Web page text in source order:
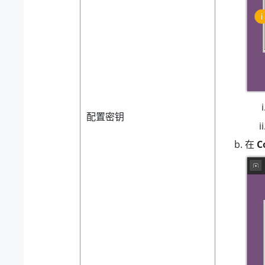
配置密钥
在